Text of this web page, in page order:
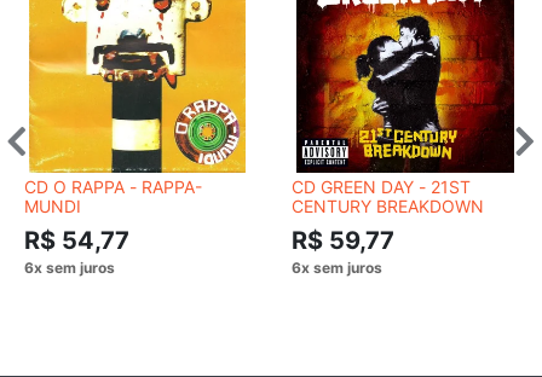
CD O RAPPA - RAPPA-
MUNDI
R$ 54,77
CD GREEN DAY - 21ST
CENTURY BREAKDOWN
R$ 59,77